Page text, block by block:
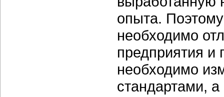
опыта.
необходимо
предприятия и
необходимо
стандартами,